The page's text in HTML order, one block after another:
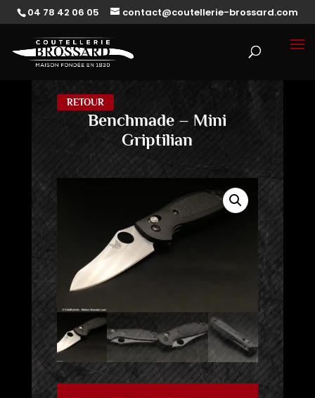
04 78 42 06 05 contact@coutellerie-brossard.com
RETOUR
Benchmade – Mini
Griptilian